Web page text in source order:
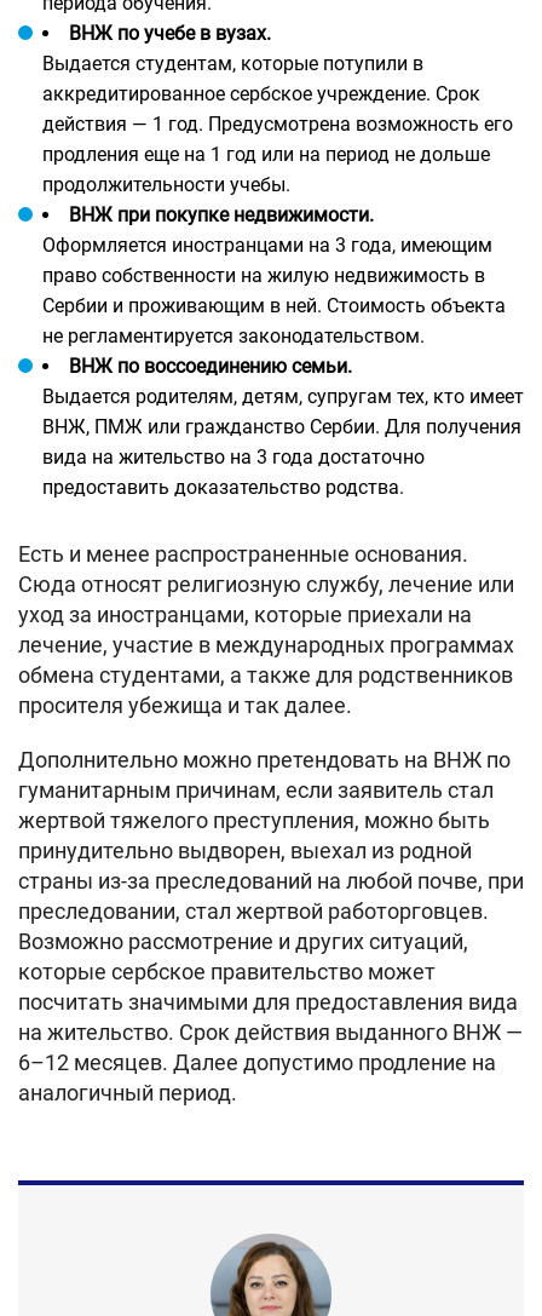
ВНЖ по учебе в вузах.
Выдается студентам, которые потупили в
аккредитированное сербское учреждение. Срок
действия — 1 год. Предусмотрена возможность его
продления еще на 1 год или на период не дольше
продолжительности учебы.
ВНЖ при покупке недвижимости.
Оформляется иностранцами на 3 года, имеющим
право собственности на жилую недвижимость в
Сербии и проживающим в ней. Стоимость объекта
не регламентируется законодательством.
ВНЖ по воссоединению семьи.
Выдается родителям, детям, супругам тех, кто имеет
ВНЖ, ПМЖ или гражданство Сербии. Для получения
вида на жительство на 3 года достаточно
предоставить доказательство родства.
Есть и менее распространенные основания.
Сюда относят религиозную службу, лечение или
уход за иностранцами, которые приехали на
лечение, участие в международных программах
обмена студентами, а также для родственников
просителя убежища и так далее.
Дополнительно можно претендовать на ВНЖ по
гуманитарным причинам, если заявитель стал
жертвой тяжелого преступления, можно быть
принудительно выдворен, выехал из родной
страны из-за преследований на любой почве, при
преследовании, стал жертвой работорговцев.
Возможно рассмотрение и других ситуаций,
которые сербское правительство может
посчитать значимыми для предоставления вида
на жительство. Срок действия выданного ВНЖ —
6–12 месяцев. Далее допустимо продление на
аналогичный период.